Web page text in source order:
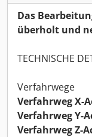
Das
überholt und
TECHNISCHE
Verfahrwege
Verfahrweg X-
Verfahrweg Y-
Verfahrweg Z-